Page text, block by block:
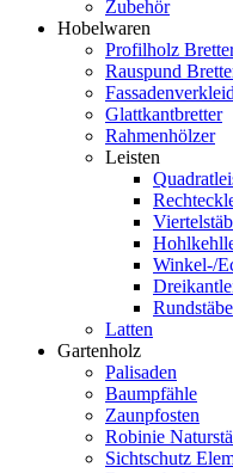
Zubehör
Hobelwaren
Profilholz
Rauspund
Glattkantbretter
Rahmenhölzer
Leisten
Winkel-/
Rundstäbe
Latten
Gartenholz
Palisaden
Baumpfähle
Zaunpfosten
Robinie
Sichtschutz